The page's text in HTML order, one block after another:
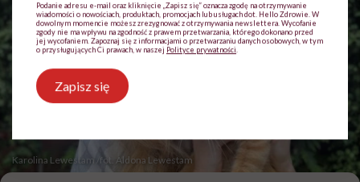
Karolina Lewestam /fot. Aldona Lewestam
Podanie adresu e-mail oraz kliknięcie „Zapisz się” oznacza zgodę na otrzymywanie
wiadomości o nowościach, produktach, promocjach lub usługach dot. Hello Zdrowie. W
dowolnym momencie możesz zrezygnować z otrzymywania newslettera. Wycofanie
zgody nie ma wpływu na zgodność z prawem przetwarzania, którego dokonano przed
jej wycofaniem. Zapoznaj się z informacjami o przetwarzaniu danych osobowych, w tym
o przysługujących Ci prawach, w naszej Polityce prywatności
Zapisz się